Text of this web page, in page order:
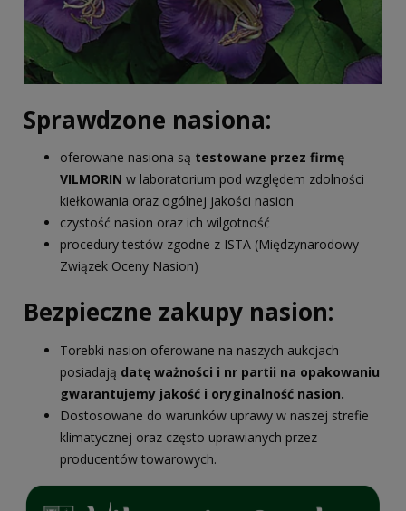
Sprawdzone nasiona:
oferowane nasiona są testowane przez firmę
VILMORIN w laboratorium pod względem zdolności
kiełkowania oraz ogólnej jakości nasion
czystość nasion oraz ich wilgotność
procedury testów zgodne z ISTA (Międzynarodowy
Związek Oceny Nasion)
Bezpieczne zakupy nasion:
Torebki nasion oferowane na naszych aukcjach
posiadają datę ważności i nr partii na opakowaniu
gwarantujemy jakość i oryginalność nasion.
Dostosowane do warunków uprawy w naszej strefie
klimatycznej oraz często uprawianych przez
producentów towarowych.